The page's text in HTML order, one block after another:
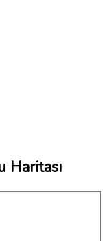
Haritası